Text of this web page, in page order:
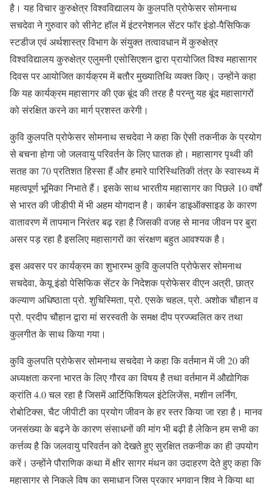
है। यह विचार कुरुक्षेत्र विश्वविद्यालय के कुलपति प्रोफेसर सोमनाथ
सचदेवा ने गुरुवार को सीनेट हॉल में इंटरनेशनल सेंटर फॉर इंडो-पैसिफिक
स्टडीज एवं अर्थशास्त्र विभाग के संयुक्त तत्वावधान में कुरुक्षेत्र
विश्वविद्यालय कुरुक्षेत्र एलुमनी एसोसिएशन द्वारा प्रायोजित विश्व महासागर
दिवस पर आयोजित कार्यक्रम में बतौर मुख्यातिथि व्यक्त किए। उन्होंने कहा
कि यह कार्यक्रम महासागर की एक बूंद की तरह है परन्तु यह बूंद महासागरों
को संरक्षित करने का मार्ग प्रशस्त करेगी।
कुवि कुलपति प्रोफेसर सोमनाथ सचदेवा ने कहा कि ऐसी तकनीक के प्रयोग
से बचना होगा जो जलवायु परिवर्तन के लिए घातक हो। महासागर पृथ्वी की
सतह का 70 प्रतिशत हिस्सा हैं और हमारे पारिस्थितिकी तंत्र के स्वास्थ्य में
महत्वपूर्ण भूमिका निभाते हैं। इसके साथ भारतीय महासागर का पिछले 10 वर्षों
से भारत की जीडीपी में भी अहम योगदान है। कार्बन डाइऑक्साइड के कारण
वातावरण में तापमान निरंतर बढ़ रहा है जिसकी वजह से मानव जीवन पर बुरा
असर पड़ रहा है इसलिए महासागरों का संरक्षण बहुत आवश्यक है।
इस अवसर पर कार्यक्रम का शुभारम्भ कुवि कुलपति प्रोफेसर सोमनाथ
सचदेवा, केयू इंडो पेसिफिक सेंटर के निदेशक प्रोफेसर वीएन अत्री, छात्र
कल्याण अधिष्ठाता प्रो. शुचिस्मिता, प्रो. एसके चहल, प्रो. अशोक चौहान व
प्रो. प्रदीप चौहान द्वारा मां सरस्वती के समक्ष दीप प्रज्ज्वलित कर तथा
कुलगीत के साथ किया गया।
कुवि कुलपति प्रोफेसर सोमनाथ सचदेवा ने कहा कि वर्तमान में जी 20 की
अध्यक्षता करना भारत के लिए गौरव का विषय है तथा वर्तमान में औद्योगिक
क्रांति 4.0 चल रहा है जिसमें आर्टिफिशियल इंटेलिजेंस, मशीन लर्निंग,
रोबोटिक्स, चैट जीपीटी का प्रयोग जीवन के हर स्तर किया जा रहा है। मानव
जनसंख्या के बढ़ने के कारण संसाधनों की मांग भी बढ़ी है लेकिन हम सभी का
कर्त्तव्य है कि जलवायु परिवर्तन को देखते हुए सुरक्षित तकनीक का ही उपयोग
करें। उन्होंने पौराणिक कथा में क्षीर सागर मंथन का उदाहरण देते हुए कहा कि
महासागर से निकले विष का समाधान जिस प्रकार भगवान शिव ने किया था